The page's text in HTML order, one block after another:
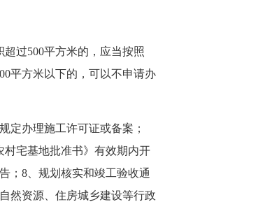
过500平方米的，应当按照
平方米以下的，可以不申请办
办理施工许可证或备案；
宅基地批准书》有效期内开
；8、规划核实和竣工验收通
然资源、住房城乡建设等行政